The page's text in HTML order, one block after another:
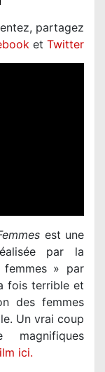
partagez
et Twitter
est une
par la
femmes » par
fois terrible et
des femmes
Un vrai coup
ici.